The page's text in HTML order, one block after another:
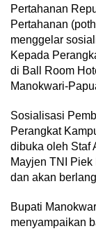
Pertahanan
Pertahanan
menggelar
Kepada
di Ball Room
Manokwari-
Sosialisasi
Perangkat
dibuka oleh Staf
Mayjen TNI
dan akan
Bupati
menyampaikan